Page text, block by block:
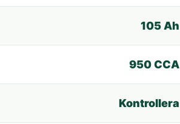
105 Ah
950 CCA
Kontrollera